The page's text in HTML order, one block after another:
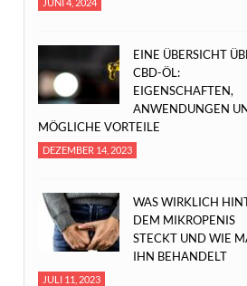
EINE ÜBERSICHT
CBD-ÖL:
EIGENSCHAFTEN,
ANWENDUNGEN
MÖGLICHE VORTEILE
DEZEMBER 14, 2023
WAS WIRKLICH
DEM MIKROPENIS
STECKT UND WIE
IHN BEHANDELT
JULI 11, 2023